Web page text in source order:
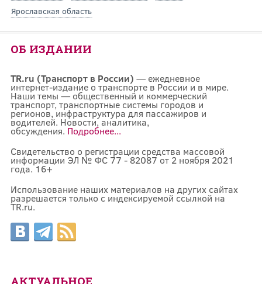
Ярославская область
ОБ ИЗДАНИИ
TR.ru (Транспорт в России) — ежедневное
интернет-издание о транспорте в России и в мире.
Наши темы — общественный и коммерческий
транспорт, транспортные системы городов и
регионов, инфраструктура для пассажиров и
водителей. Новости, аналитика,
обсуждения. Подробнее...
Свидетельство о регистрации средства массовой
информации ЭЛ № ФС 77 - 82087 от 2 ноября 2021
года. 16+
Использование наших материалов на других сайтах
разрешается только с индексируемой ссылкой на
TR.ru.
АКТУАЛЬНОЕ